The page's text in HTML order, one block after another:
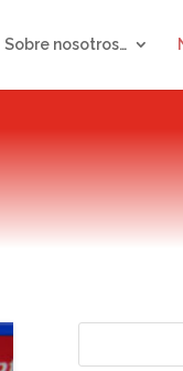
Sobre nosotros…